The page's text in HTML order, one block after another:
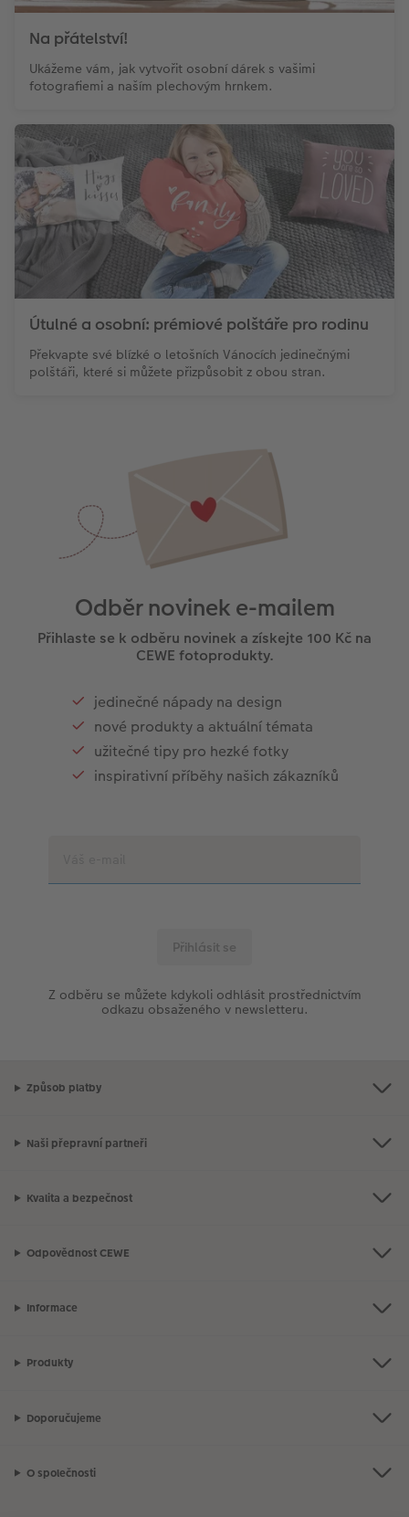
Na přátelství!
Ukážeme vám, jak vytvořit osobní dárek s vašimi
fotografiemi a naším plechovým hrnkem.
Útulné a osobní: prémiové polštáře pro rodinu
Překvapte své blízké o letošních Vánocích jedinečnými
polštáři, které si můžete přizpůsobit z obou stran.
Odběr novinek e-mailem
Přihlaste se k odběru novinek a získejte 100 Kč na
CEWE fotoprodukty.
jedinečné nápady na design
nové produkty a aktuální témata
užitečné tipy pro hezké fotky
inspirativní příběhy našich zákazníků
Z odběru se můžete kdykoli odhlásit prostřednictvím
odkazu obsaženého v newsletteru.
Způsob platby
Naši přepravní partneři
Kvalita a bezpečnost
Odpovědnost CEWE
Informace
Produkty
Doporučujeme
O společnosti